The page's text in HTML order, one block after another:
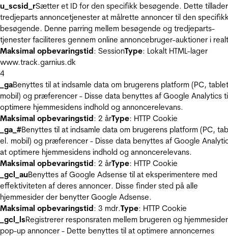
u_scsid_rSætter et ID for den specifikk besøgende. Dette tillader
tredjeparts annoncetjenester at målrette annoncer til den
besøgende. Denne parring mellem besøgende og tredjeparts-
tjenester faciliteres gennem online annoncebruger-auktioner i
Maksimal opbevaringstid: SessionType: Lokalt HTML-lager
www.track.garnius.dk
4
_gaBenyttes til at indsamle data om brugerens platform (PC,
mobil) og præferencer - Disse data benyttes af Google Analytics
optimere hjemmesidens indhold og annoncerelevans.
Maksimal opbevaringstid: 2 årType: HTTP Cookie
_ga_#Benyttes til at indsamle data om brugerens platform (PC,
el. mobil) og præferencer - Disse data benyttes af Google
at optimere hjemmesidens indhold og annoncerelevans.
Maksimal opbevaringstid: 2 årType: HTTP Cookie
_gcl_auBenyttes af Google Adsense til at eksperimentere med
effektiviteten af deres annoncer. Disse finder sted på alle
hjemmesider der benytter Google Adsense.
Maksimal opbevaringstid: 3 mdr.Type: HTTP Cookie
_gcl_lsRegistrerer responsraten mellem brugeren og
pop-up annoncer - Dette benyttes til at optimere annoncernes